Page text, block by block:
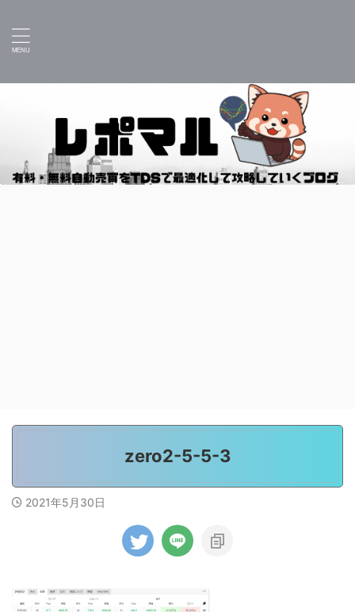
zero2-5-5-3
2021年5月30日